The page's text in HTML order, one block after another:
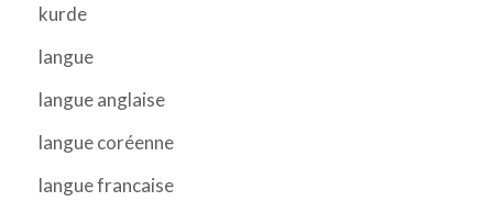
kurde
langue
langue anglaise
langue coréenne
langue francaise